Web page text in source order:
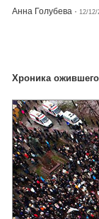
Анна Голубева · 12/12/
Хроника